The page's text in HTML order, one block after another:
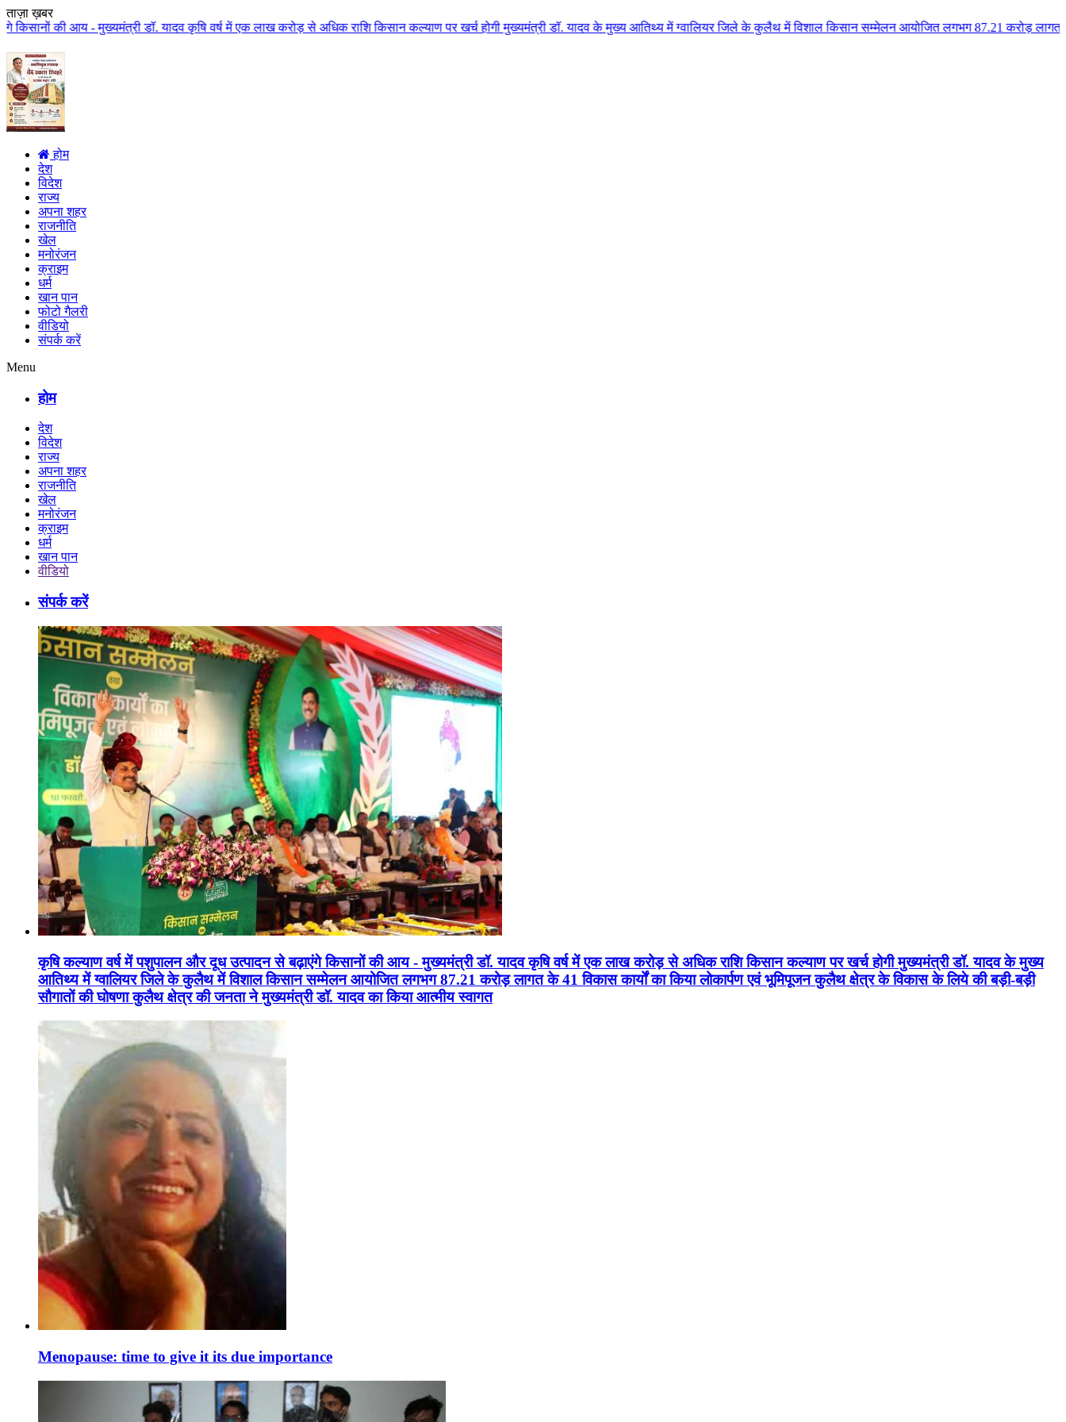
ताज़ा ख़बर
डॉ. यादव कृषि वर्ष में एक लाख करोड़ से अधिक राशि किसान कल्याण पर खर्च होगी मुख्यमंत्री डॉ. यादव के मुख्य आतिथ्य में ग्वालियर जिले के कुलैथ में विशाल किसान सम्मेलन आयोजित लगभग 87.21 करोड़ लागत के 41 विकास
होम
देश
विदेश
राज्य
अपना शहर
राजनीति
खेल
मनोरंजन
क्राइम
धर्म
खान पान
फोटो गैलरी
वीडियो
संपर्क करें
Menu
होम
देश
विदेश
राज्य
अपना शहर
राजनीति
खेल
मनोरंजन
क्राइम
धर्म
खान पान
वीडियो
संपर्क करें
कृषि कल्याण वर्ष में पशुपालन और दूध उत्पादन से बढ़ाएंगे किसानों की आय - मुख्यमंत्री डॉ. यादव कृषि वर्ष में एक लाख करोड़ से अधिक राशि किसान कल्याण पर खर्च होगी मुख्यमंत्री डॉ. यादव के मुख्य
आतिथ्य में ग्वालियर जिले के कुलैथ में विशाल किसान सम्मेलन आयोजित लगभग 87.21 करोड़ लागत के 41 विकास कार्यों का किया लोकार्पण एवं भूमिपूजन कुलैथ क्षेत्र के विकास के लिये की बड़ी-बड़ी
सौगातों की घोषणा कुलैथ क्षेत्र की जनता ने मुख्यमंत्री डॉ. यादव का किया आत्मीय स्वागत
Menopause: time to give it its due importance